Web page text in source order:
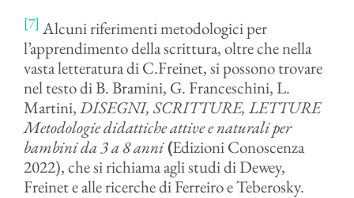
[7] Alcuni riferimenti metodologici per
l’apprendimento della scrittura, oltre che nella
vasta letteratura di C.Freinet, si possono trovare
nel testo di B. Bramini, G. Franceschini, L.
Martini,DISEGNI, SCRITTURE, LETTURE
Metodologie didattiche attive e naturali per
bambini da 3 a 8 anni(Edizioni Conoscenza
2022), che si richiama agli studi di Dewey,
Freinet e alle ricerche di Ferreiro e Teberosky.